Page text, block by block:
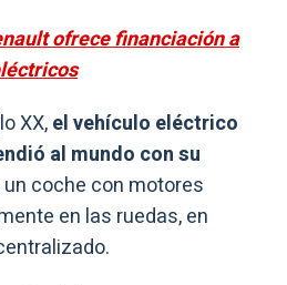
ofrece financiación a
XX,el vehículo eléctrico
al mundo con su
un coche con motores
en las ruedas, en